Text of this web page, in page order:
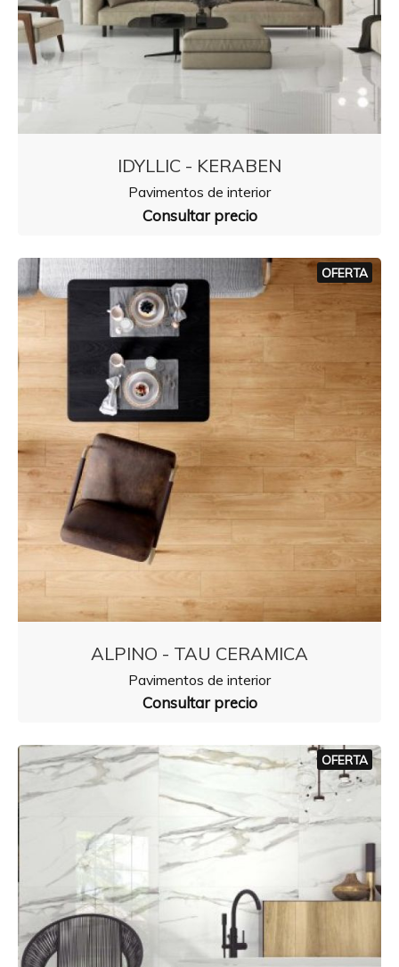
IDYLLIC - KERABEN
Pavimentos de interior
Consultar precio
OFERTA
ALPINO - TAU CERAMICA
Pavimentos de interior
Consultar precio
OFERTA